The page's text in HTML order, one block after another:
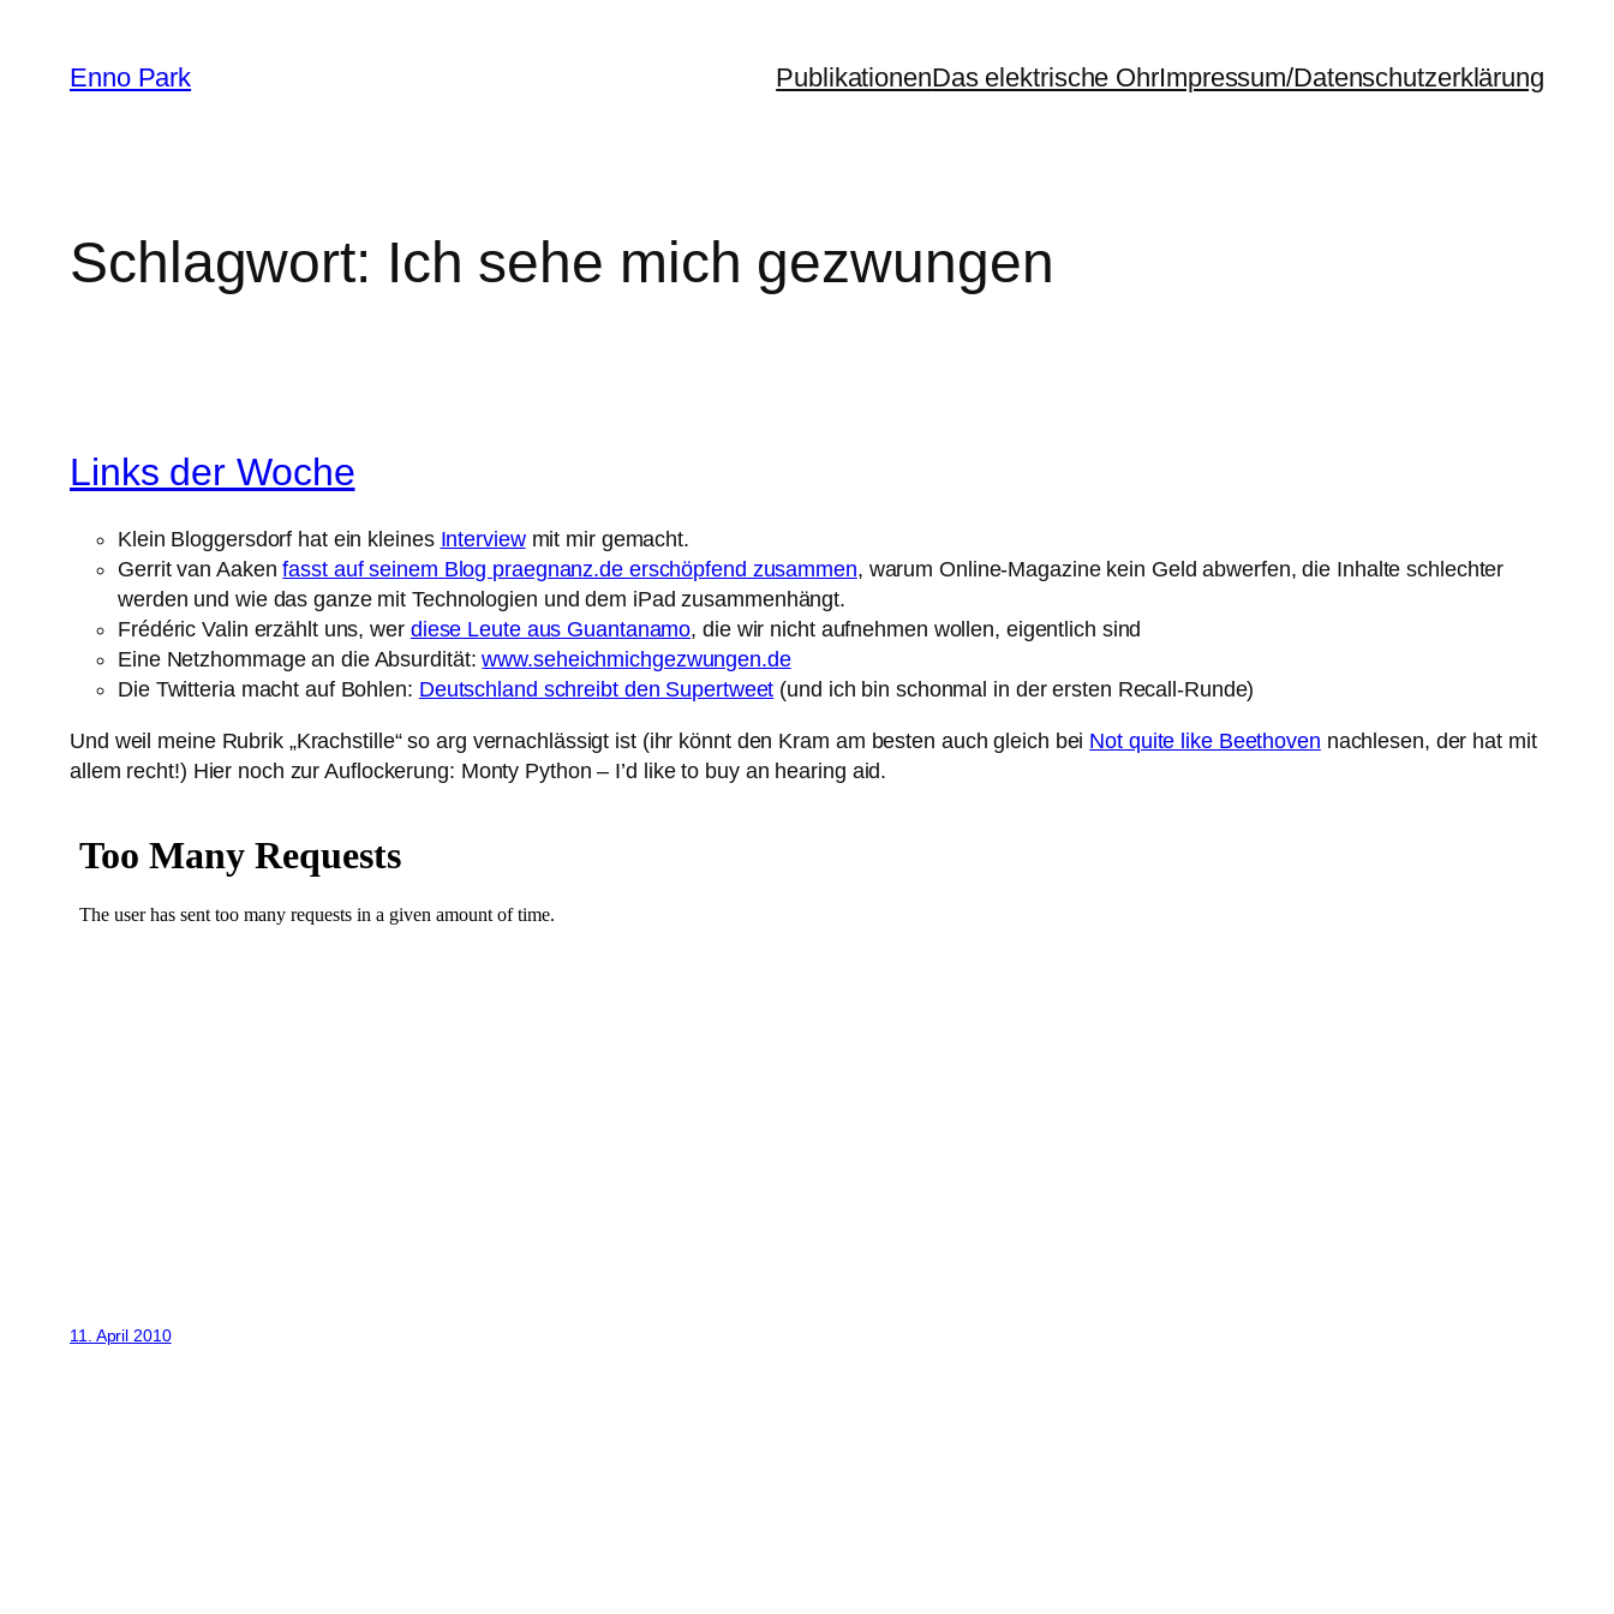
Inhalt
springen
Enno Park PublikationenDas elektrische OhrImpressum/Datenschutzerklärung
Schlagwort: Ich sehe mich gezwungen
Links der Woche
Klein Bloggersdorf hat ein kleines Interviewmit mir gemacht.
Gerrit van Aakenfasst auf seinem Blog praegnanz.de erschöpfend zusammen, warum Online-Magazine kein Geld abwerfen, die Inhalte schlechter
werden und wie das ganze mit Technologien und dem iPad zusammenhängt.
Frédéric Valin erzählt uns, wer diese Leute aus Guantanamo, die wir nicht aufnehmen wollen, eigentlich sind
Eine Netzhommage an die Absurdität:www.seheichmichgezwungen.de
Die Twitteria macht auf Bohlen: Deutschland schreibt den Supertweet (und ich bin schonmal in der ersten Recall-Runde)
Und weil meine Rubrik „Krachstille“ so arg vernachlässigt ist (ihr könnt den Kram am besten auch gleich bei Not quite like Beethoven nachlesen, der hat mit
allem recht!) Hier noch zur Auflockerung: Monty Python – I’d like to buy an hearing aid.
11. April 2010